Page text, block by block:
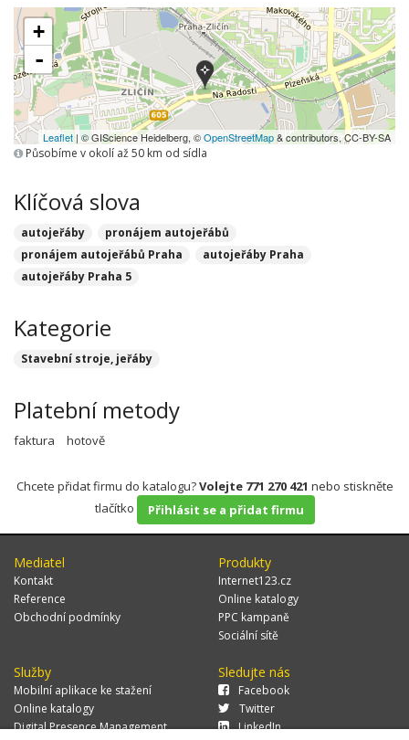
+
-
Leaflet | © GIScience Heidelberg, ©OpenStreetMap& contributors, CC-BY-SA
Působíme v okolí až 50 km od sídla
Klíčová slova
autojeřáby
pronájem autojeřábů
pronájem autojeřábů Praha
autojeřáby Praha
autojeřáby Praha 5
Kategorie
Stavební stroje, jeřáby
Platební metody
faktura hotově
Chcete přidat firmu do katalogu?Volejte 771 270 421 nebo stiskněte
tlačítko
Přihlásit se a přidat firmu
Mediatel
Kontakt
Reference
Obchodní podmínky
Produkty
Internet123.cz
Online katalogy
PPC kampaně
Sociální sítě
Služby
Mobilní aplikace ke stažení
Online katalogy
Digital Presence Management
Sledujte nás
Facebook
Twitter
LinkedIn